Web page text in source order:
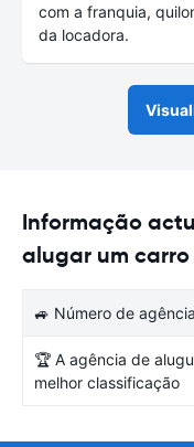
com a franquia,
da locadora.
Informação
alugar um
🚙 Número de
🏆 A agência de
melhor classificação